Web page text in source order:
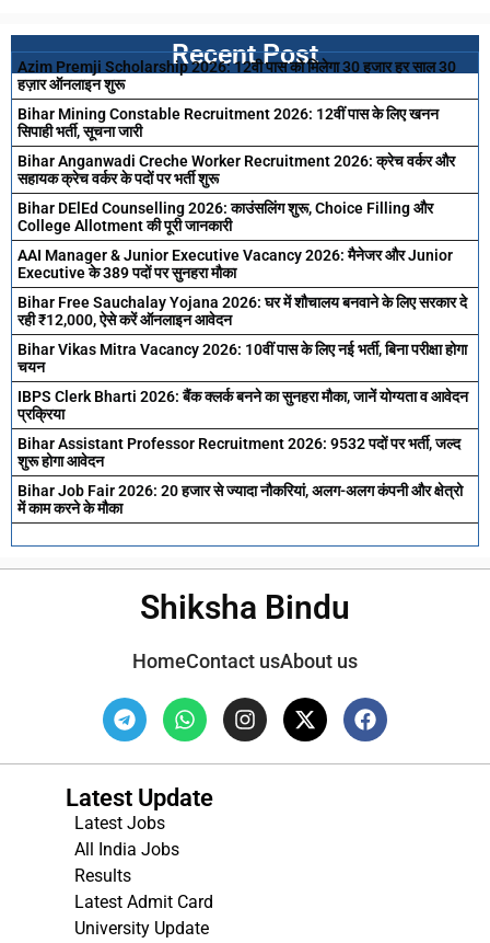
Recent Post
Azim Premji Scholarship 2026: 12वी पास को मिलेगा 30 हजार हर साल 30
हज़ार ऑनलाइन शुरू
Bihar Mining Constable Recruitment 2026: 12वीं पास के लिए खनन
सिपाही भर्ती, सूचना जारी
Bihar Anganwadi Creche Worker Recruitment 2026: क्रेच वर्कर और
सहायक क्रेच वर्कर के पदों पर भर्ती शुरू
Bihar DElEd Counselling 2026: काउंसलिंग शुरू, Choice Filling और
College Allotment की पूरी जानकारी
AAI Manager & Junior Executive Vacancy 2026: मैनेजर और Junior
Executive के 389 पदों पर सुनहरा मौका
Bihar Free Sauchalay Yojana 2026: घर में शौचालय बनवाने के लिए सरकार दे
रही ₹12,000, ऐसे करें ऑनलाइन आवेदन
Bihar Vikas Mitra Vacancy 2026: 10वीं पास के लिए नई भर्ती, बिना परीक्षा होगा
चयन
IBPS Clerk Bharti 2026: बैंक क्लर्क बनने का सुनहरा मौका, जानें योग्यता व आवेदन
प्रक्रिया
Bihar Assistant Professor Recruitment 2026: 9532 पदों पर भर्ती, जल्द
शुरू होगा आवेदन
Bihar Job Fair 2026: 20 हजार से ज्यादा नौकरियां, अलग-अलग कंपनी और क्षेत्रो
में काम करने के मौका
Shiksha Bindu
HomeContact usAbout us
Latest Update
Latest Jobs
All India Jobs
Results
Latest Admit Card
University Update